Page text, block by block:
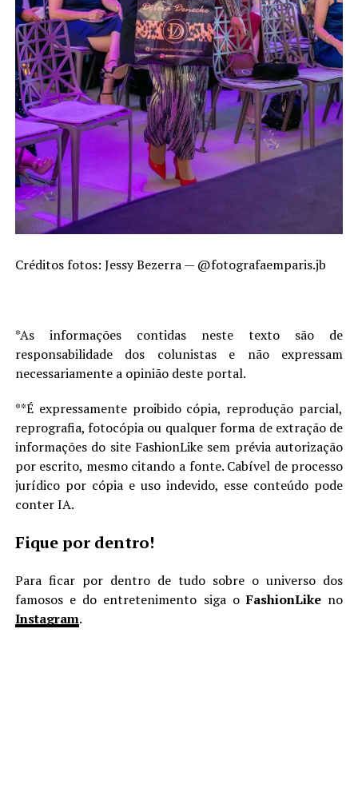
Créditos fotos: Jessy Bezerra — @fotografaemparis.jb
*As informações contidas neste texto são de
responsabilidade dos colunistas e não expressam
necessariamente a opinião deste portal.
**É expressamente proibido cópia, reprodução parcial,
reprografia, fotocópia ou qualquer forma de extração de
informações do site FashionLike sem prévia autorização
por escrito, mesmo citando a fonte. Cabível de processo
jurídico por cópia e uso indevido, esse conteúdo pode
conter IA.
Fique por dentro!
Para ficar por dentro de tudo sobre o universo dos
famosos e do entretenimento siga oFashionLike no
Instagram.